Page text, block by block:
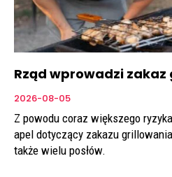
Rząd wprowadzi zakaz
2026-08-05
Z powodu coraz większego
apel dotyczący zakazu
także wielu posłów.